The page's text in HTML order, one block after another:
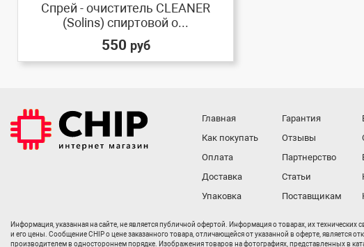
Спрей - очиститель CLEANER
(Solins) спиртовой о...
550 руб
Главная
Как покупать
Оплата
Доставка
Упаковка
Гарантия
Отзывы
Партнерство
Статьи
Поставщикам
Информация, указанная на сайте, не является публичной офертой. Информация о товарах, их
и его цены. Сообщение CHIP о цене заказанного товара, отличающейся от указанной в оферте, является
производителем в одностороннем порядке. Изображения товаров на фотографиях, представленных в